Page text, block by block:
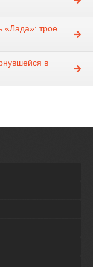
«Лада»: трое
в